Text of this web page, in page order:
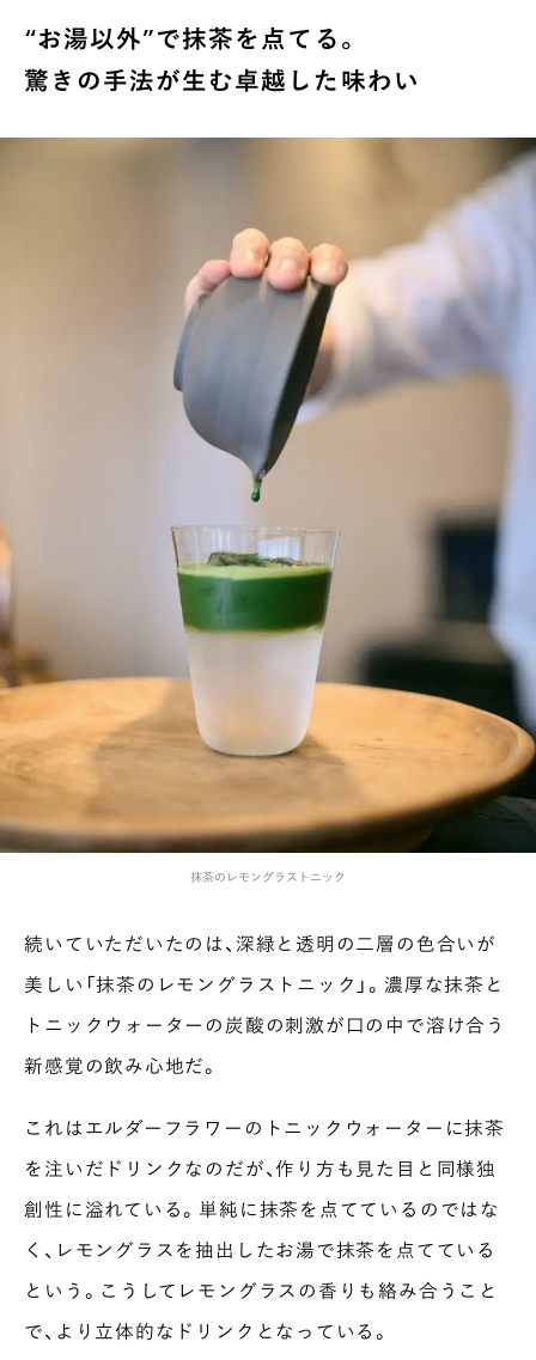
ファーストプレイスで、お茶を
COLUMN
COLOURS BY CHAGOCORO
“お湯以外”で抹茶を点てる。
驚きの手法が生む卓越した味わい
抹茶のレモングラストニック
続いていただいたのは、深緑と透明の二層の色合いが
美しい「抹茶のレモングラストニック」。濃厚な抹茶と
トニックウォーターの炭酸の刺激が口の中で溶け合う
新感覚の飲み心地だ。
これはエルダーフラワーのトニックウォーターに抹茶
を注いだドリンクなのだが、作り方も見た目と同様独
創性に溢れている。単純に抹茶を点てているのではな
く、レモングラスを抽出したお湯で抹茶を点てている
という。こうしてレモングラスの香りも絡み合うこと
で、より立体的なドリンクとなっている。